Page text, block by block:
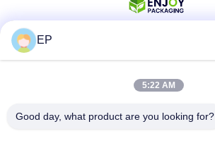
EP
5:22 AM
Good day, what product are you looking for?